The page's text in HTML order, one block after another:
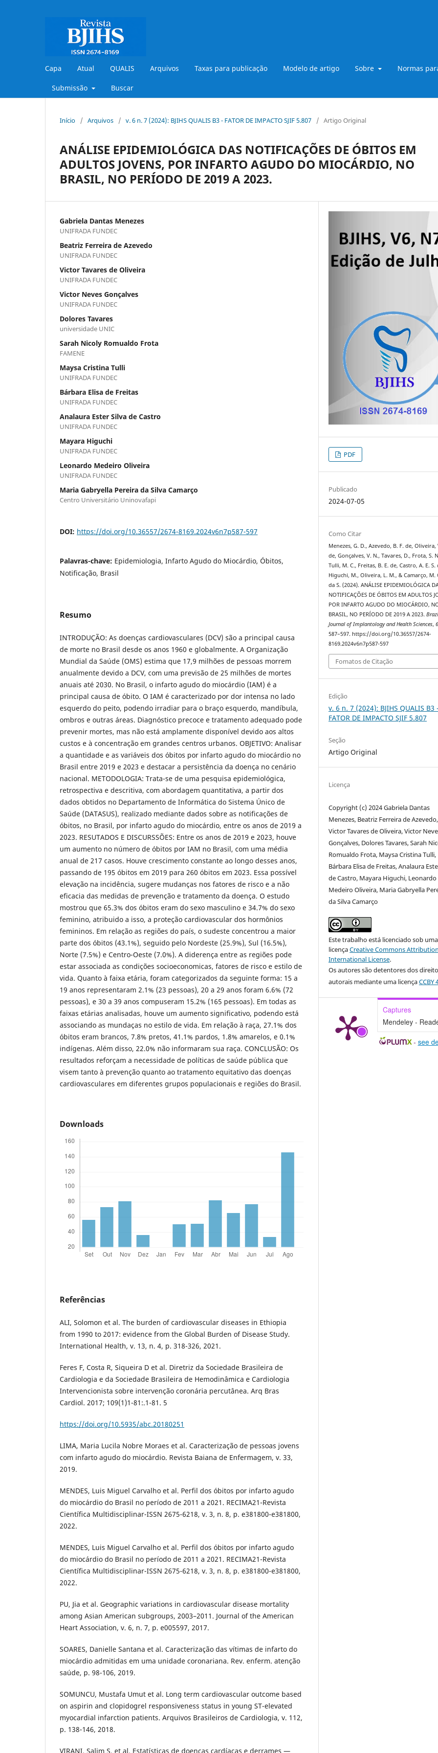
Capa Atual QUALIS Arquivos Taxas para publicação Modelo de artigo Sobre Normas
Submissão Buscar
Início / Arquivos / v. 6 n. 7 (2024): BJIHS QUALIS B3 - FATOR DE IMPACTO SJIF 5.807 / Artigo Original
ANÁLISE EPIDEMIOLÓGICA DAS NOTIFICAÇÕES DE ÓBITOS EM
ADULTOS JOVENS, POR INFARTO AGUDO DO MIOCÁRDIO, NO
BRASIL, NO PERÍODO DE 2019 A 2023.
Gabriela Dantas Menezes
UNIFRADA FUNDEC
Beatriz Ferreira de Azevedo
UNIFRADA FUNDEC
Victor Tavares de Oliveira
UNIFRADA FUNDEC
Victor Neves Gonçalves
UNIFRADA FUNDEC
Dolores Tavares
universidade UNIC
Sarah Nicoly Romualdo Frota
FAMENE
Maysa Cristina Tulli
UNIFRADA FUNDEC
Bárbara Elisa de Freitas
UNIFRADA FUNDEC
Analaura Ester Silva de Castro
UNIFRADA FUNDEC
Mayara Higuchi
UNIFRADA FUNDEC
Leonardo Medeiro Oliveira
UNIFRADA FUNDEC
Maria Gabryella Pereira da Silva Camarço
Centro Universitário Uninovafapi
DOI: https://doi.org/10.36557/2674-8169.2024v6n7p587-597
Palavras-chave: Epidemiologia, Infarto Agudo do Miocárdio, Óbitos,
Notificação, Brasil
Resumo
INTRODUÇÃO: As doenças cardiovasculares (DCV) são a principal causa
de morte no Brasil desde os anos 1960 e globalmente. A Organização
Mundial da Saúde (OMS) estima que 17,9 milhões de pessoas morrem
anualmente devido a DCV, com uma previsão de 25 milhões de mortes
anuais até 2030. No Brasil, o infarto agudo do miocárdio (IAM) é a
principal causa de óbito. O IAM é caracterizado por dor intensa no lado
esquerdo do peito, podendo irradiar para o braço esquerdo, mandíbula,
ombros e outras áreas. Diagnóstico precoce e tratamento adequado pode
prevenir mortes, mas não está amplamente disponível devido aos altos
custos e à concentração em grandes centros urbanos. OBJETIVO: Analisar
a quantidade e as variáveis dos óbitos por infarto agudo do miocárdio no
Brasil entre 2019 e 2023 e destacar a persistência da doença no cenário
nacional. METODOLOGIA: Trata-se de uma pesquisa epidemiológica,
retrospectiva e descritiva, com abordagem quantitativa, a partir dos
dados obtidos no Departamento de Informática do Sistema Único de
Saúde (DATASUS), realizado mediante dados sobre as notificações de
óbitos, no Brasil, por infarto agudo do miocárdio, entre os anos de 2019 a
2023. RESUTADOS E DISCURSSÕES: Entre os anos de 2019 e 2023, houve
um aumento no número de óbitos por IAM no Brasil, com uma média
anual de 217 casos. Houve crescimento constante ao longo desses anos,
passando de 195 óbitos em 2019 para 260 óbitos em 2023. Essa possível
elevação na incidência, sugere mudanças nos fatores de risco e a não
eficacia das medidas de prevenção e tratamento da doença. O estudo
mostrou que 65.3% dos óbitos eram do sexo masculino e 34.7% do sexo
feminino, atribuido a isso, a proteção cardiovascular dos hormônios
femininos. Em relação as regiões do país, o sudeste concentrou a maior
parte dos óbitos (43.1%), seguido pelo Nordeste (25.9%), Sul (16.5%),
Norte (7.5%) e Centro-Oeste (7.0%). A diderença entre as regiões pode
estar associada as condições socioeconomicas, fatores de risco e estilo de
vida. Quanto à faixa etária, foram categorizados da seguinte forma: 15 a
19 anos representaram 2.1% (23 pessoas), 20 a 29 anos foram 6.6% (72
pessoas), e 30 a 39 anos compuseram 15.2% (165 pessoas). Em todas as
faixas etárias analisadas, houve um aumento significativo, podendo está
associando as mundaças no estilo de vida. Em relação à raça, 27.1% dos
óbitos eram brancos, 7.8% pretos, 41.1% pardos, 1.8% amarelos, e 0.1%
indígenas. Além disso, 22.0% não informaram sua raça. CONCLUSÃO: Os
resultados reforçam a necessidade de políticas de saúde pública que
visem tanto à prevenção quanto ao tratamento equitativo das doenças
cardiovasculares em diferentes grupos populacionais e regiões do Brasil.
Downloads
Referências
ALI, Solomon et al. The burden of cardiovascular diseases in Ethiopia
from 1990 to 2017: evidence from the Global Burden of Disease Study.
International Health, v. 13, n. 4, p. 318-326, 2021.
Feres F, Costa R, Siqueira D et al. Diretriz da Sociedade Brasileira de
Cardiologia e da Sociedade Brasileira de Hemodinâmica e Cardiologia
Intervencionista sobre intervenção coronária percutânea. Arq Bras
Cardiol. 2017; 109(1)1-81:.1-81. 5
https://doi.org/10.5935/abc.20180251
LIMA, Maria Lucila Nobre Moraes et al. Caracterização de pessoas jovens
com infarto agudo do miocárdio. Revista Baiana de Enfermagem, v. 33,
2019.
MENDES, Luis Miguel Carvalho et al. Perfil dos óbitos por infarto agudo
do miocárdio do Brasil no período de 2011 a 2021. RECIMA21-Revista
Científica Multidisciplinar-ISSN 2675-6218, v. 3, n. 8, p. e381800-e381800,
2022.
MENDES, Luis Miguel Carvalho et al. Perfil dos óbitos por infarto agudo
do miocárdio do Brasil no período de 2011 a 2021. RECIMA21-Revista
Científica Multidisciplinar-ISSN 2675-6218, v. 3, n. 8, p. e381800-e381800,
2022.
PU, Jia et al. Geographic variations in cardiovascular disease mortality
among Asian American subgroups, 2003–2011. Journal of the American
Heart Association, v. 6, n. 7, p. e005597, 2017.
SOARES, Danielle Santana et al. Caracterização das vítimas de infarto do
miocárdio admitidas em uma unidade coronariana. Rev. enferm. atenção
saúde, p. 98-106, 2019.
SOMUNCU, Mustafa Umut et al. Long term cardiovascular outcome based
on aspirin and clopidogrel responsiveness status in young ST-elevated
myocardial infarction patients. Arquivos Brasileiros de Cardiologia, v. 112,
p. 138-146, 2018.
VIRANI, Salim S. et al. Estatísticas de doenças cardíacas e derrames —
PDF
Publicado
2024-07-05
Como Citar
Menezes, G. D., Azevedo, B. F. de, Oliveira,
de, Gonçalves, V. N., Tavares, D., Frota, S.
Tulli, M. C., Freitas, B. E. de, Castro, A. E. S.
Higuchi, M., Oliveira, L. M., & Camarço, M.
da S. (2024). ANÁLISE EPIDEMIOLÓGICA
NOTIFICAÇÕES DE ÓBITOS EM ADULTOS
POR INFARTO AGUDO DO MIOCÁRDIO,
BRASIL, NO PERÍODO DE 2019 A 2023.
Journal of Implantology and Health Sciences,
587–597. https://doi.org/10.36557/2674-
8169.2024v6n7p587-597
Fomatos de Citação
Edição
v. 6 n. 7 (2024): BJIHS QUALIS B3 -
FATOR DE IMPACTO SJIF 5.807
Seção
Artigo Original
Licença
Copyright (c) 2024 Gabriela Dantas
Menezes, Beatriz Ferreira de Azevedo,
Victor Tavares de Oliveira, Victor
Gonçalves, Dolores Tavares, Sarah
Romualdo Frota, Maysa Cristina Tulli,
Bárbara Elisa de Freitas, Analaura
de Castro, Mayara Higuchi, Leonardo
Medeiro Oliveira, Maria Gabryella
da Silva Camarço
Este trabalho está licenciado sob uma
licençaCreative Commons
International License.
Os autores são detentores dos
autorais mediante uma licençaCCBY
Captures
Mendeley -
- see